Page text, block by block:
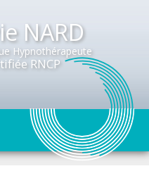
NARD
Hypnothérapeute
RNCP